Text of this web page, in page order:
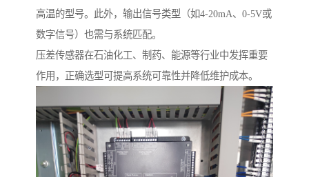
高温的型号。此外，输出信号类型（如4-20mA、0-5V或
数字信号）也需与系统匹配。
压差传感器在石油化工、制药、能源等行业中发挥重要
作用，正确选型可提高系统可靠性并降低维护成本。